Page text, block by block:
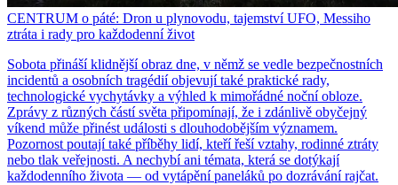
CENTRUM o páté: Dron u plynovodu, tajemství UFO, Messiho
ztráta i rady pro každodenní život
Sobota přináší klidnější obraz dne, v němž se vedle bezpečnostních
incidentů a osobních tragédií objevují také praktické rady,
technologické vychytávky a výhled k mimořádné noční obloze.
Zprávy z různých částí světa připomínají, že i zdánlivě obyčejný
víkend může přinést události s dlouhodobějším významem.
Pozornost poutají také příběhy lidí, kteří řeší vztahy, rodinné ztráty
nebo tlak veřejnosti. A nechybí ani témata, která se dotýkají
každodenního života — od vytápění paneláků po dozrávání rajčat.